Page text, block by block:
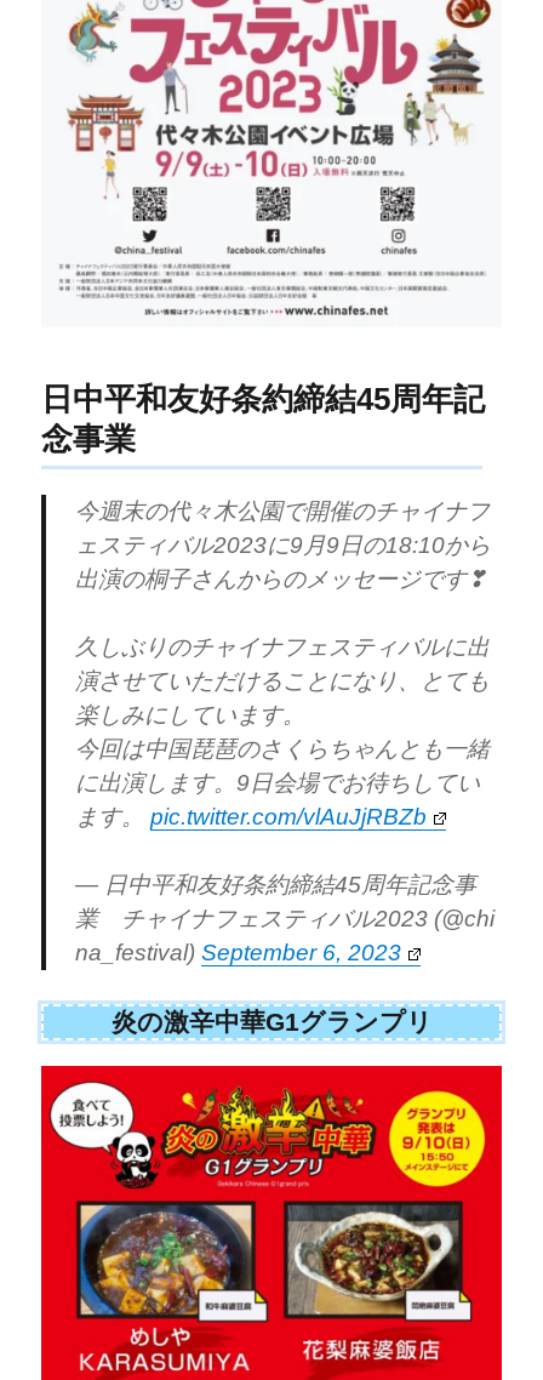
日中平和友好条約締結45周年記
念事業
今週末の代々木公園で開催のチャイナフ
ェスティバル2023に9月9日の18:10から
出演の桐子さんからのメッセージです❣
久しぶりのチャイナフェスティバルに出
演させていただけることになり、とても
楽しみにしています。
今回は中国琵琶のさくらちゃんとも一緒
に出演します。9日会場でお待ちしてい
ます。pic.twitter.com/vlAuJjRBZb
— 日中平和友好条約締結45周年記念事
業 チャイナフェスティバル2023 (@chi
na_festival)September 6, 2023
炎の激辛中華G1グランプリ